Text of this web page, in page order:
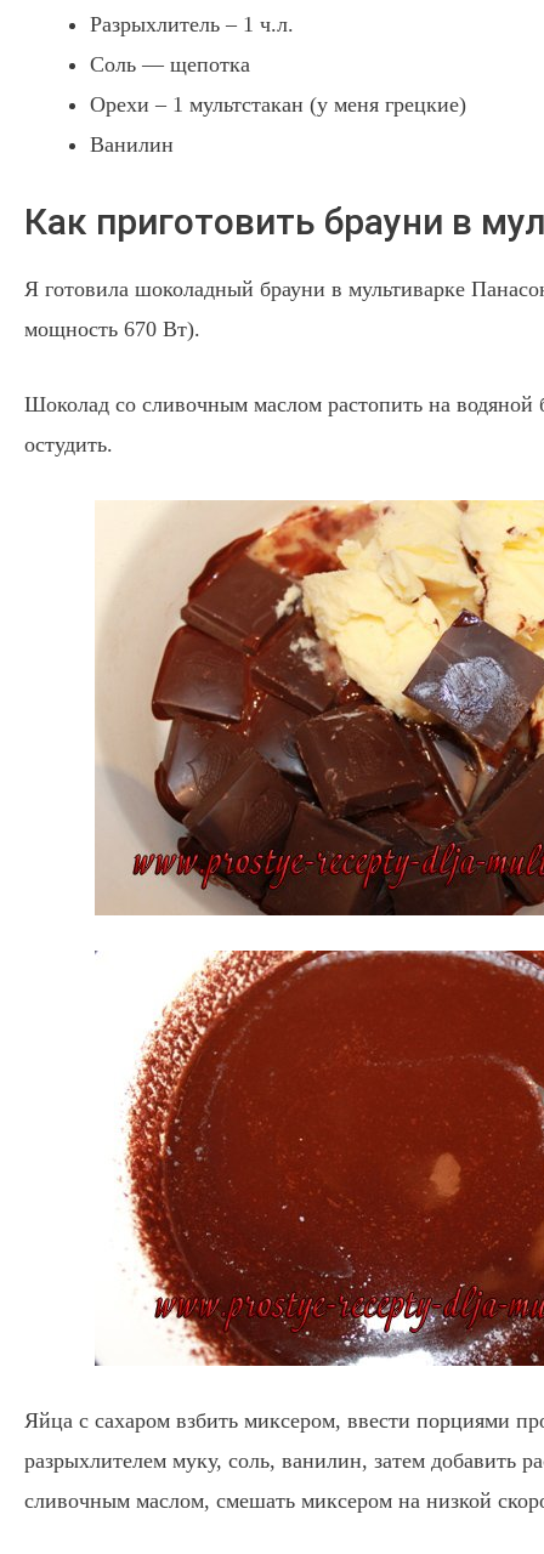
Разрыхлитель – 1 ч.л.
Соль — щепотка
Орехи – 1 мультстакан (у меня грецкие)
Ванилин
Как приготовить брауни в
Я готовила шоколадный брауни в мультиварке
мощность 670 Вт).
Шоколад со сливочным маслом растопить на водяной
остудить.
Яйца с сахаром взбить миксером, ввести порциями
разрыхлителем муку, соль, ванилин, затем добавить
сливочным маслом, смешать миксером на низкой